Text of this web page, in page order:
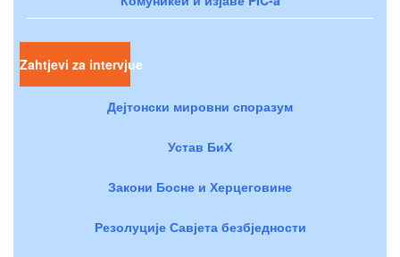
Zahtjevi za intervjue
Дејтонски мировни споразум
Устав БиХ
Закони Босне и Херцеговине
Резолуције Савјета безбједности